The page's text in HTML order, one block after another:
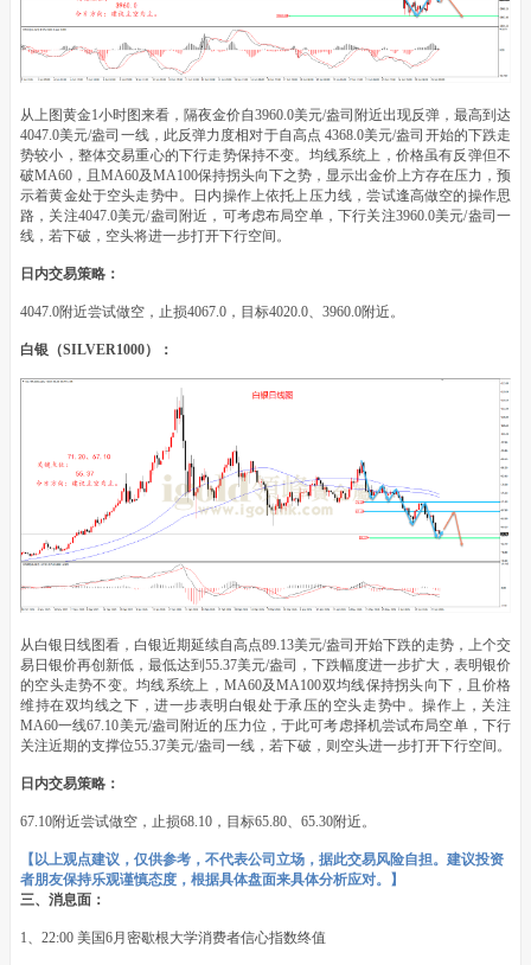
从上图黄金1小时图来看，隔夜金价自3960.0美元/盎司附近出现反弹，最高到达
4047.0美元/盎司一线，此反弹力度相对于自高点 4368.0美元/盎司开始的下跌走
势较小，整体交易重心的下行走势保持不变。均线系统上，价格虽有反弹但不
破MA60，且MA60及MA100保持拐头向下之势，显示出金价上方存在压力，预
示着黄金处于空头走势中。日内操作上依托上压力线，尝试逢高做空的操作思
路，关注4047.0美元/盎司附近，可考虑布局空单，下行关注3960.0美元/盎司一
线，若下破，空头将进一步打开下行空间。
日内交易策略：
4047.0附近尝试做空，止损4067.0，目标4020.0、3960.0附近。
白银（SILVER1000）：
从白银日线图看，白银近期延续自高点89.13美元/盎司开始下跌的走势，上个交
易日银价再创新低，最低达到55.37美元/盎司，下跌幅度进一步扩大，表明银价
的空头走势不变。均线系统上，MA60及MA100双均线保持拐头向下，且价格
维持在双均线之下，进一步表明白银处于承压的空头走势中。操作上，关注
MA60一线67.10美元/盎司附近的压力位，于此可考虑择机尝试布局空单，下行
关注近期的支撑位55.37美元/盎司一线，若下破，则空头进一步打开下行空间。
日内交易策略：
67.10附近尝试做空，止损68.10，目标65.80、65.30附近。
【以上观点建议，仅供参考，不代表公司立场，据此交易风险自担。建议投资
者朋友保持乐观谨慎态度，根据具体盘面来具体分析应对。】
三、消息面：
1、22:00 美国6月密歇根大学消费者信心指数终值